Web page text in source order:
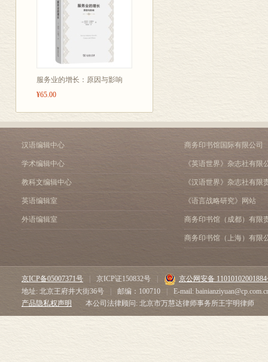
服务业的增长：原因与影响
¥65.00
汉语编辑中心
学术编辑中心
教科文编辑中心
英语编辑室
外语编辑室
商务印书馆国际有限公司
《英语世界》杂志社有限
《汉语世界》杂志社有限
《语言战略研究》网站
商务印书馆（成都）有限
商务印书馆（上海）有限
京ICP备05007371号 京ICP证150832号
京公网安备
地址: 北京王府井大街36号
邮编：100710
E-mail:
产品隐私权声明
本公司法律顾问: 北京市万慧达律师事务所王宇明律师